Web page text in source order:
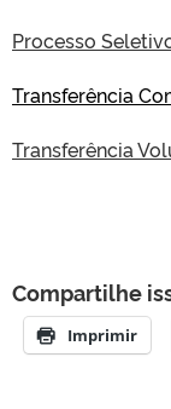
Processo
Transferência
Transferência
Compartilhe
Imprimir